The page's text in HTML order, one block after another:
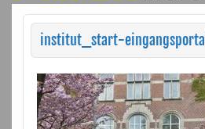
institut_start-eingangsportal